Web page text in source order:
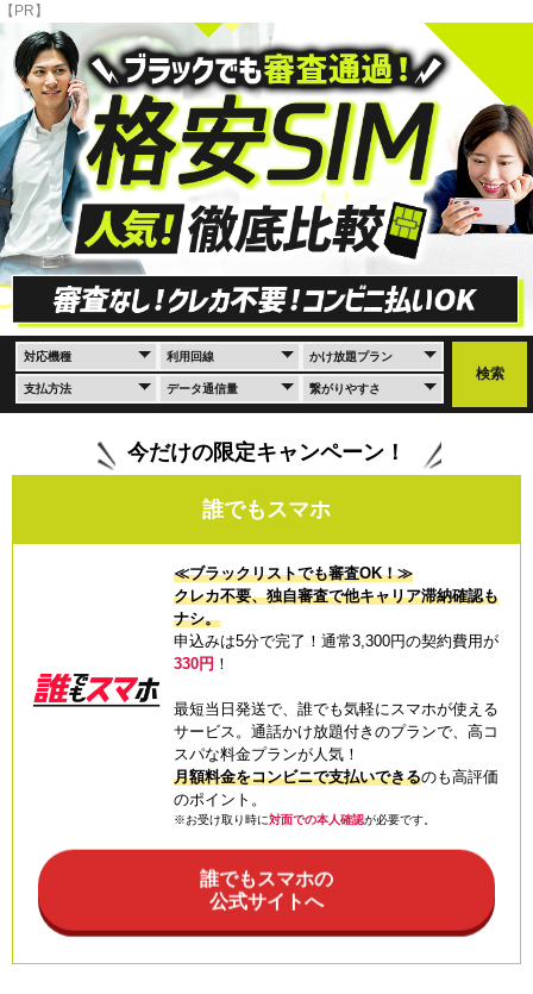
【PR】
今だけの限定キャンペーン！
誰でもスマホ
≪ブラックリストでも審査OK！≫
クレカ不要、独自審査で他キャリア滞納確認も
ナシ。
申込みは5分で完了！通常3,300円の契約費用が
330円 ！
最短当日発送で、誰でも気軽にスマホが使える
サービス。通話かけ放題付きのプランで、高コ
スパな料金プランが人気！
月額料金をコンビニで支払いできるのも高評価
のポイント。
※お受け取り時に対面での本人確認が必要です。
誰でもスマホの
公式サイトへ